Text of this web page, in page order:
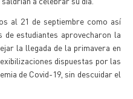
al 21 de septiembre como así
estudiantes aprovecharon la
la llegada de la primavera en
dispuestas por las
de Covid-19, sin descuidar el